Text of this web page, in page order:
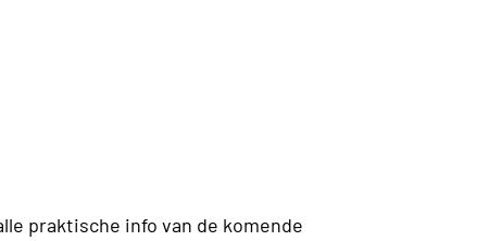
praktische info van de komende